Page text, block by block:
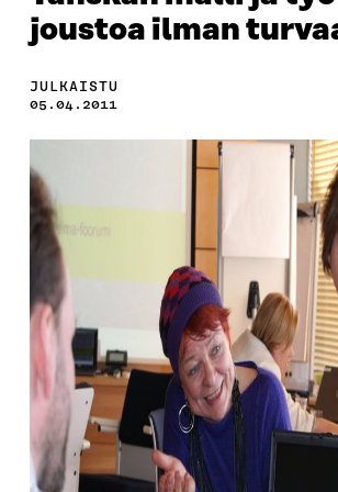
joustoa ilman
JULKAISTU
05.04.2011